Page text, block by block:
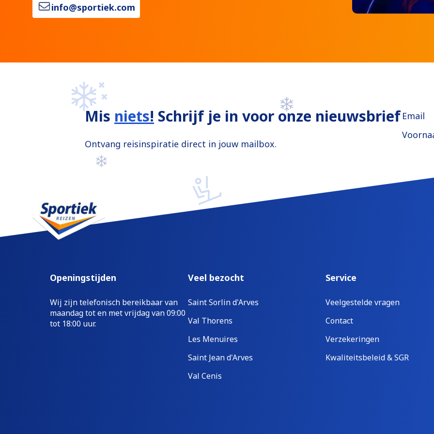
info@sportiek.com
Mis niets! Schrijf je in voor onze nieuwsbrief
Ontvang reisinspiratie direct in jouw mailbox.
Email
Openingstijden
Wij zijn telefonisch bereikbaar van
maandag tot en met vrijdag van 09:00
tot 18:00 uur.
Veel bezocht
Saint Sorlin d'Arves
Val Thorens
Les Menuires
Saint Jean d'Arves
Val Cenis
Service
Veelgestelde vragen
Contact
Verzekeringen
Kwaliteitsbeleid & SGR